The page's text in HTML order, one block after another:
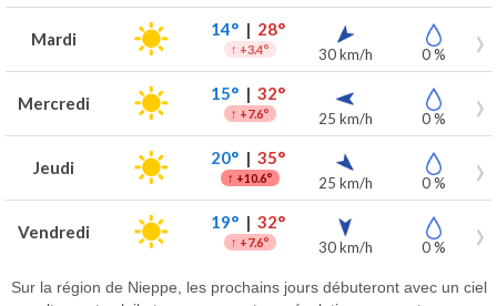
Mardi 14°| 28°
↑ +3.4° 30 km/h 0 %
Mercredi 15°| 32°
↑ +7.6° 25 km/h 0 %
Jeudi 20°| 35°
↑ +10.6° 25 km/h 0 %
Vendredi 19°| 32°
↑ +7.6° 30 km/h 0 %
Sur la région de Nieppe, les prochains jours débuteront avec un ciel